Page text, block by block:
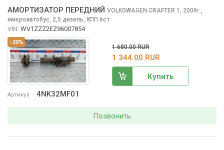
-20%
Артикул 4NK32MF01
АМОРТИЗАТОР ПЕРЕДНИЙ VOLKSWAGEN CRAFTER 1, 2009г.,
микроавтобус, 2,5 дизель, КПП 6ст.
VIN: WV1ZZZ2EZ96007854
1 680.00 RUR
1 344.00 RUR
Купить
Позвонить